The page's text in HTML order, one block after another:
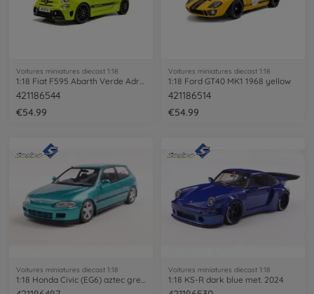
Voitures miniatures diecast 1:18
1:18 Fiat F595 Abarth Verde Adrenalina
421186544
€54.99
Voitures miniatures diecast 1:18
1:18 Ford GT40 MK1 1968 yellow
421186514
€54.99
Voitures miniatures diecast 1:18 Voitures miniatures diecast 1:18
1:18 KS-R dark blue met. 2024